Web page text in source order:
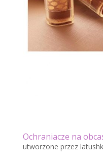
Ochraniacze na
utworzone przez